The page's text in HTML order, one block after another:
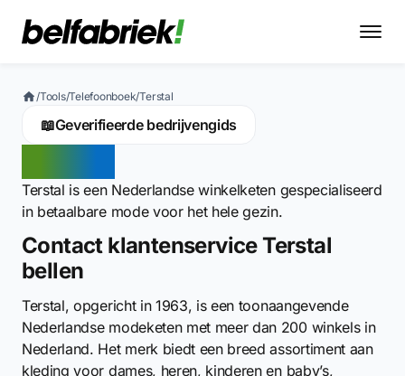
/Tools/Telefoonboek/Terstal
📖Geverifieerde bedrijvengids
Terstal is een Nederlandse winkelketen gespecialiseerd
in betaalbare mode voor het hele gezin.
Contact klantenservice Terstal
bellen
Terstal, opgericht in 1963, is een toonaangevende
Nederlandse modeketen met meer dan 200 winkels in
Nederland. Het merk biedt een breed assortiment aan
kleding voor dames, heren, kinderen en baby’s,